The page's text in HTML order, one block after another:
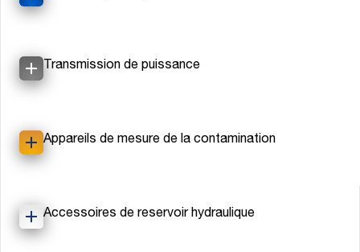
Transmission de puissance
Appareils de mesure de la contamination
Accessoires de reservoir hydraulique